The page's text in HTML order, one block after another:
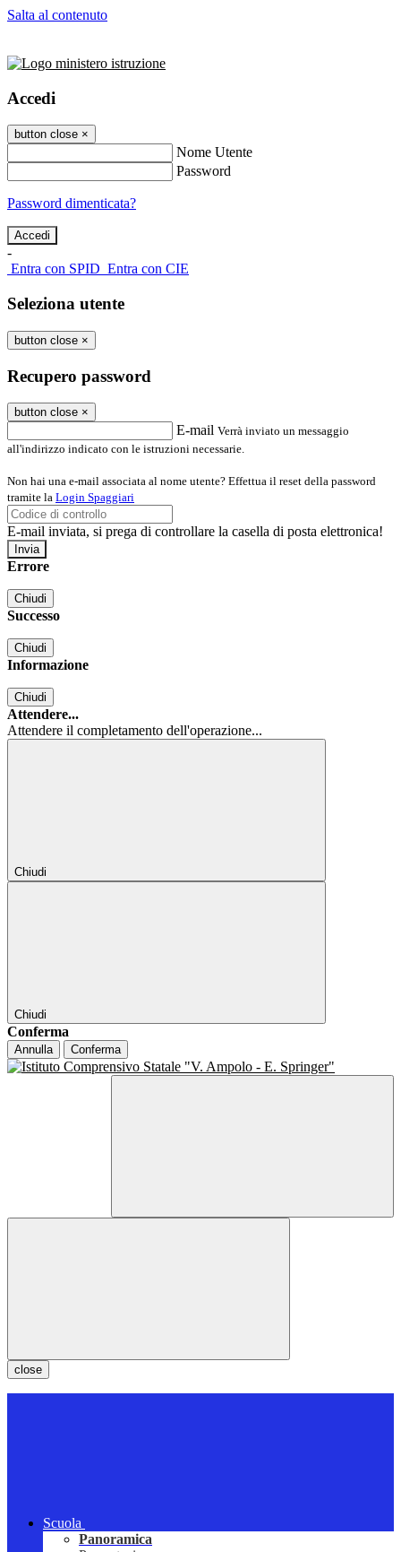
Salta al contenuto
Accedi
button close ×
Nome Utente
Password
Password dimenticata?
-
Entra con SPID Entra con CIE
Seleziona utente
button close ×
Recupero password
button close ×
E-mail Verrà inviato un messaggio
all'indirizzo indicato con le istruzioni necessarie.
Non hai una e-mail associata al nome utente? Effettua il reset della password
tramite la Login Spaggiari
E-mail inviata, si prega di controllare la casella di posta elettronica!
Errore
Chiudi
Successo
Chiudi
Informazione
Chiudi
Attendere...
Attendere il completamento dell'operazione...
Chiudi
Chiudi
Conferma
Annulla Conferma
close
Scuola
Panoramica